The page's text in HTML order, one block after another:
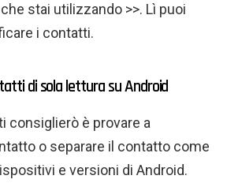
stai utilizzando >>. Lì puoi
i contatti.
di sola lettura su Android
consiglierò è provare a
o separare il contatto come
e versioni di Android.